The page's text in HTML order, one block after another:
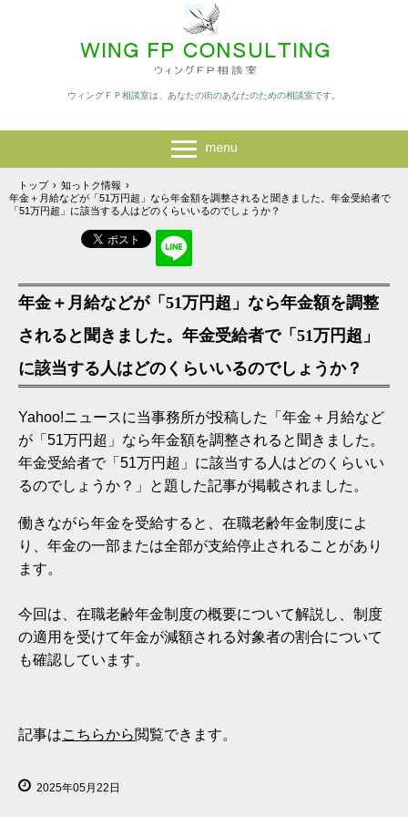
ウィングＦＰ相談室は、あなたの街のあなたのための相談室です。
トップ › 知っトク情報 ›
年金＋月給などが「51万円超」なら年金額を調整されると聞きました。年金受給者で
「51万円超」に該当する人はどのくらいいるのでしょうか？
年金＋月給などが「51万円超」なら年金額を調整
されると聞きました。年金受給者で「51万円超」
に該当する人はどのくらいいるのでしょうか？
Yahoo!ニュースに当事務所が投稿した「年金＋月給など
が「51万円超」なら年金額を調整されると聞きました。
年金受給者で「51万円超」に該当する人はどのくらいい
るのでしょうか？」と題した記事が掲載されました。
働きながら年金を受給すると、在職老齢年金制度によ
り、年金の一部または全部が支給停止されることがあり
ます。
今回は、在職老齢年金制度の概要について解説し、制度
の適用を受けて年金が減額される対象者の割合について
も確認しています。
記事はこちらから閲覧できます。
2025年05月22日